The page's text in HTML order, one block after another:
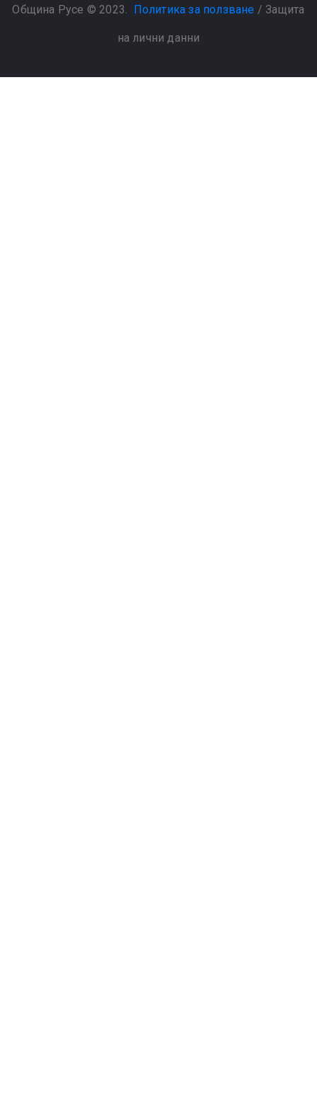
Община Русе © 2023. Политика за ползване / Защита
на лични данни